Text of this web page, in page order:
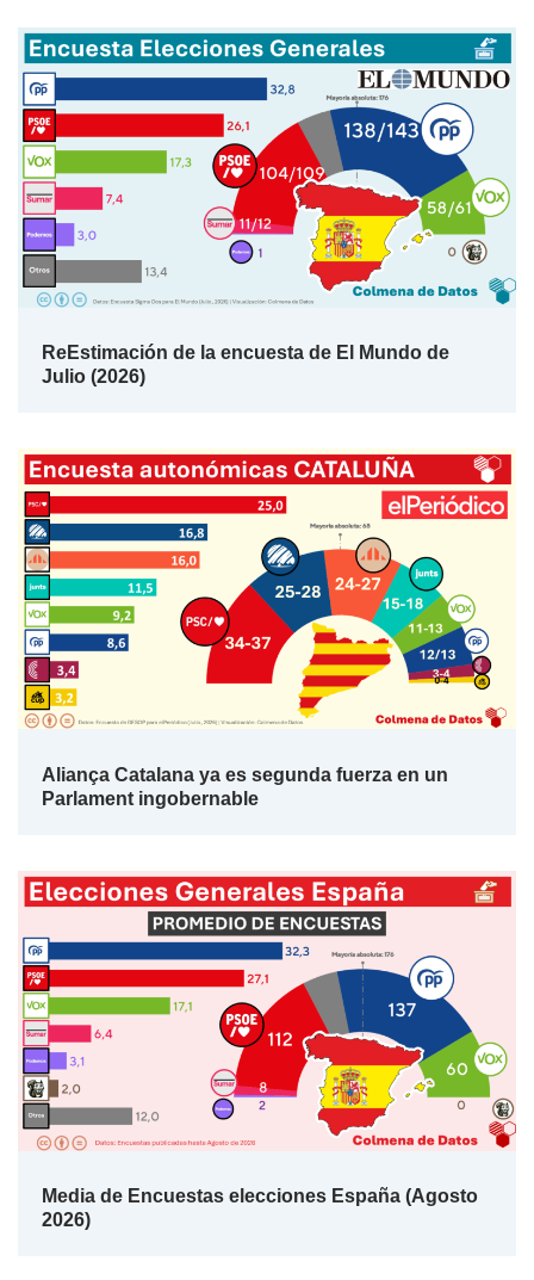
ReEstimación de la encuesta de El Mundo de
Julio (2026)
Aliança Catalana ya es segunda fuerza en un
Parlament ingobernable
Media de Encuestas elecciones España (Agosto
2026)